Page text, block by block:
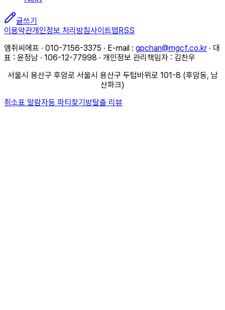
글쓰기
이용약관개인정보 처리방침사이트맵 RSS
엠쥐씨에프 · 010-7156-3375 · E-mail : gpchan@mgcf.co.kr · 대
표 : 윤정남 · 106-12-77998 · 개인정보 관리책임자 : 김찬우
서울시 용산구 후암로 서울시 용산구 두텁바위로 101-8 (후암동, 남
산파크)
취소표 알람자동 파티찾기 방탈출 리뷰